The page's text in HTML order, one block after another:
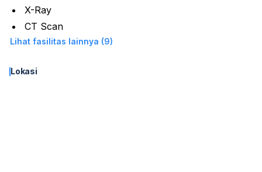
X-Ray
CT Scan
Lihat fasilitas lainnya (9)
Lokasi